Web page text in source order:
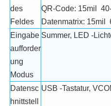
des
Feldes
QR-Code: 15mil
Datenmatrix: 15mil
Eingabe
aufforder
ung
Modus
Summer, LED -
Datensc
hnittstell
USB -Tastatur,